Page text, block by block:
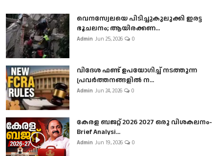
വെനസ്വേലയെ പിടിച്ചുകുലുക്കി ഇരട്ട
ഭൂചലനം; ആയിരക്കണ...
Admin Jun 25, 2026 0
വിദേശ ഫണ്ട് ഉപയോഗിച്ച് നടത്തുന്ന
പ്രവർത്തനങ്ങളിൽ ന...
Admin Jun 24, 2026 0
കേരള ബജറ്റ് 2026 2027 ഒരു വിശകലനം-
Brief Analysi...
Admin Jun 19, 2026 0